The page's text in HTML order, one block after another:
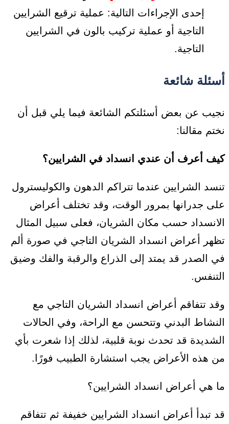
إحدى الإجراءات التالية: عملية ترقيع الشرايين
التاجية أو عملية تركيب بالون في الشرايين
التاجية.
أسئلة شائعة
نجيب عن بعض أسئلتكم الشائعة فيما يلي قبل أن
نختم مقالنا:
كيف أعرف أن عندي انسداد في الشرايين؟
تنسد الشرايين عندما تتراكم الدهون والكوليسترول
على جدرانها بمرور الوقت، وقد تختلف أعراض
الانسداد حسب مكان الشريان، فعلى سبيل المثال
تظهر أعراض انسداد الشريان التاجي في صورة ألم
في الصدر قد يمتد إلى الذراع والرقبة والفك وضيق
التنفس.
وقد تتفاقم أعراض انسداد الشريان التاجي مع
النشاط البدني وتتحسن مع الراحة، وفي الحالات
الشديدة قد تحدث نوبة قلبية، لذلك إذا شعرت بأي
من هذه الأعراض يجب استشارة الطبيب فورًا.
ما هي أعراض انسداد الشرايين؟
قد تبدأ أعراض انسداد الشرايين خفيفة ثم تتفاقم